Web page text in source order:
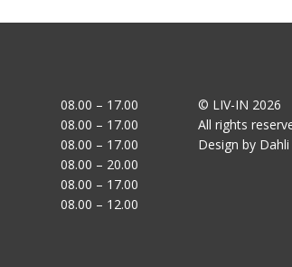
08.00 – 17.00
08.00 – 17.00
08.00 – 17.00
08.00 – 20.00
08.00 – 17.00
08.00 – 12.00
© LIV-IN 2026
All rights
Design by